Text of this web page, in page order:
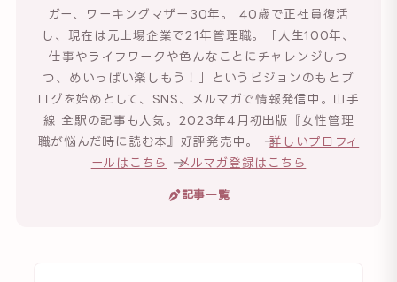
ガー、ワーキングマザー30年。 40歳で正社員復活
し、現在は元上場企業で21年管理職。「人生100年、
仕事やライフワークや色んなことにチャレンジしつ
つ、めいっぱい楽しもう！」というビジョンのもとブ
ログを始めとして、SNS、メルマガで情報発信中。山手
線 全駅の記事も人気。2023年4月初出版『女性管理
職が悩んだ時に読む本』好評発売中。 →詳しいプロフィ
ールはこちら
→メルマガ登録はこちら
記事一覧